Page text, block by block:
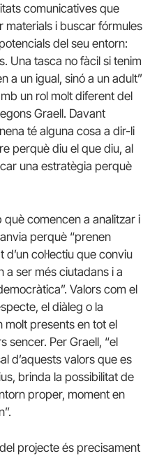
comunicatives que
materials i buscar fórmules
del seu entorn:
Una tasca no fàcil si tenim
a un igual, sinó a un adult”
un rol molt diferent del
Graell. Davant
té alguna cosa a dir-li
perquè diu el que diu, al
una estratègia perquè
comencen a analitzar i
perquè “prenen
col·lectiu que conviu
a ser més ciutadans i a
Valors com el
el diàleg o la
presents en tot el
sencer. Per Graell, “el
d’aquests valors que es
brinda la possibilitat de
proper, moment en
projecte és precisament